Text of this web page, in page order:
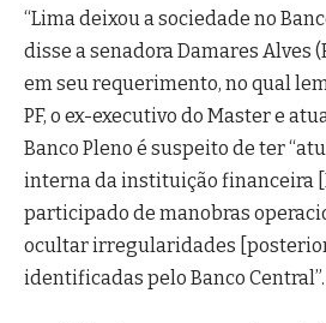
“Lima deixou a sociedade no
disse a senadora Damares Alves
em seu requerimento, no qual
PF, o ex-executivo do Master e
Banco Pleno é suspeito de ter
interna da instituição financeira
participado de manobras
ocultar irregularidades
identificadas pelo Banco Central”.